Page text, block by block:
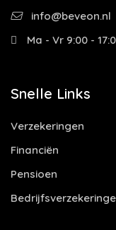
info@beveon.nl
Ma - Vr 9:00 -
Snelle Links
Verzekeringen
Financiën
Pensioen